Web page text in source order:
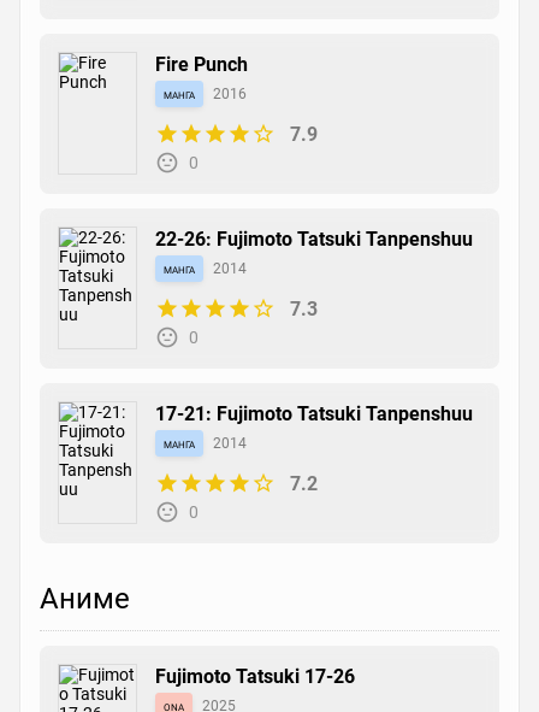
Fire Punch
манга 2016
7.9
0
22-26: Fujimoto Tatsuki Tanpenshuu
манга 2014
7.3
0
17-21: Fujimoto Tatsuki Tanpenshuu
манга 2014
7.2
0
Аниме
Fujimoto Tatsuki 17-26
ona 2025